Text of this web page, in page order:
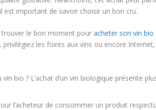
est important de savoir choisir un bon cru.
le bon moment pour acheter son vin bio
, privilégiez les foires aux vins ou encore
bio ? L’achat d’un vin biologique présente
l’acheteur de consommer un produit